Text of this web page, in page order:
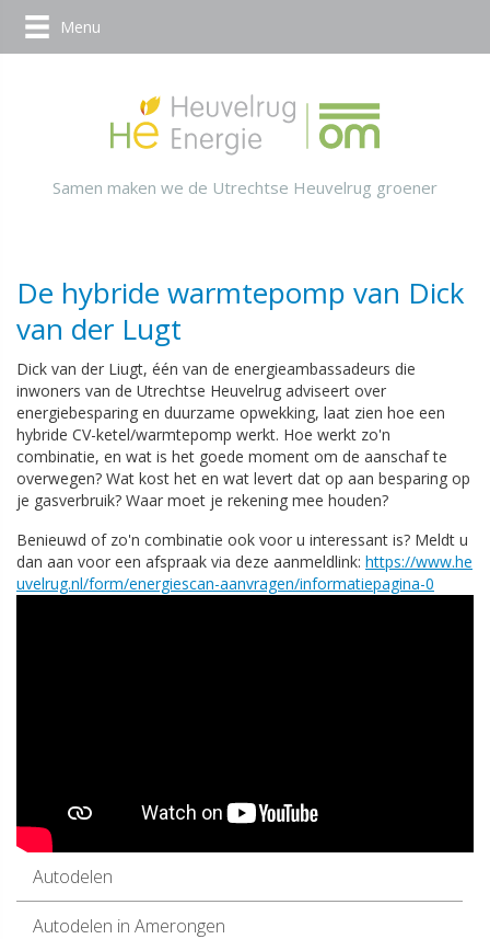
Menu
Samen maken we de Utrechtse Heuvelrug groener
Autodelen
Autodelen in Amerongen
De hybride warmtepomp van Dick
van der Lugt
Dick van der Liugt, één van de energieambassadeurs die
inwoners van de Utrechtse Heuvelrug adviseert over
energiebesparing en duurzame opwekking, laat zien hoe een
hybride CV-ketel/warmtepomp werkt. Hoe werkt zo'n
combinatie, en wat is het goede moment om de aanschaf te
overwegen? Wat kost het en wat levert dat op aan besparing op
je gasverbruik? Waar moet je rekening mee houden?
Benieuwd of zo'n combinatie ook voor u interessant is? Meldt u
dan aan voor een afspraak via deze aanmeldlink: https://www.he
uvelrug.nl/form/energiescan-aanvragen/informatiepagina-0